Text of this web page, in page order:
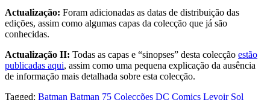
Actualização: Foram adicionadas as datas de distribuição das
edições, assim como algumas capas da colecção que já são
conhecidas.
Actualização II: Todas as capas e “sinopses” desta colecção estão
publicadas aqui, assim como uma pequena explicação da ausência
de informação mais detalhada sobre esta colecção.
Tagged: Batman Batman 75 Colecções DC Comics Levoir Sol